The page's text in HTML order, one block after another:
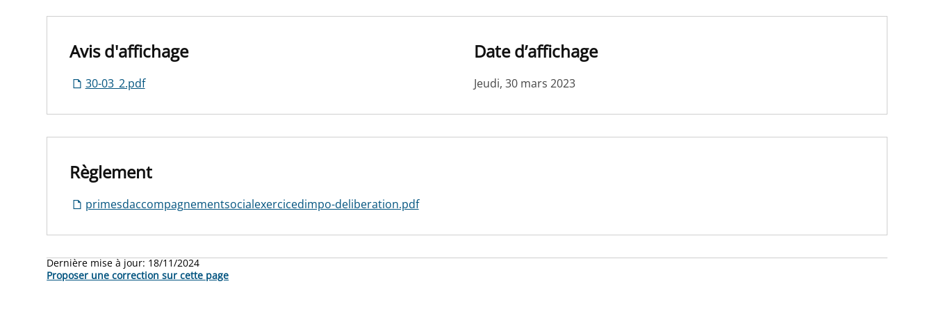
Avis d'affichage
30-03_2.pdf
Date d’affichage
Jeudi, 30 mars 2023
Règlement
primesdaccompagnementsocialexercicedimpo-deliberation.pdf
Dernière mise à jour: 18/11/2024
Proposer une correction sur cette page